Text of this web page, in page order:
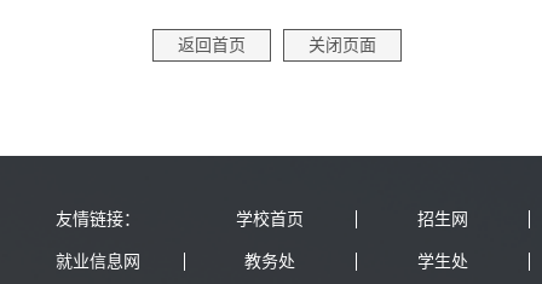
返回首页 关闭页面
友情链接： 学校首页 招生网
就业信息网 教务处 学生处